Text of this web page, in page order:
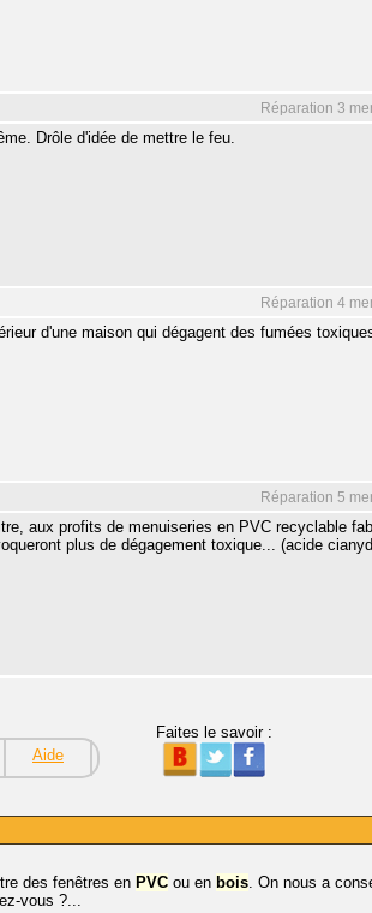
Réparation 3
Drôle d'idée de mettre le feu.
Réparation 4
d'une maison qui dégagent des fumées
Réparation 5
aux profits de menuiseries en PVC recyclable
plus de dégagement toxique... (acide
Aide
Faites le savoir :
des fenêtres en PVC ou en bois. On nous a
vous ?...